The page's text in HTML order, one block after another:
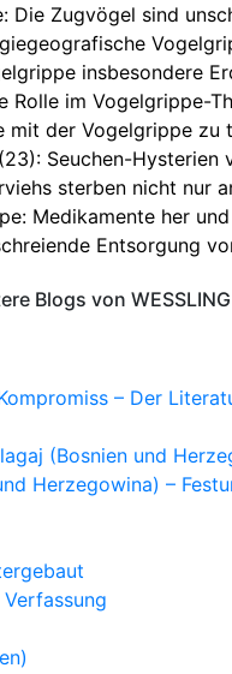
Die Zugvögel sind
insbesondere
Rolle im Vogelgrippe-
mit der Vogelgrippe zu
Seuchen-Hysterien
sterben nicht nur
Medikamente her
Entsorgung
Blogs von
– Der
(Bosnien und
Herzegowina) –